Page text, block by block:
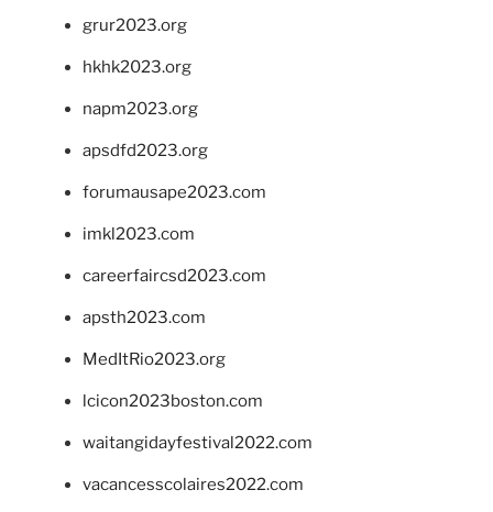
grur2023.org
hkhk2023.org
napm2023.org
apsdfd2023.org
forumausape2023.com
imkl2023.com
careerfaircsd2023.com
apsth2023.com
MedItRio2023.org
lcicon2023boston.com
waitangidayfestival2022.com
vacancesscolaires2022.com